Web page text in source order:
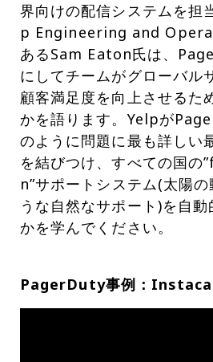
界向けの配信システムを担
p Engineering and
あるSam Eaton氏は、
にしてチームがグローバル
顧客満足度を向上させるた
かを語ります。Yelpが
のように問題に最も詳しい
を結びつけ、すべての国
n”サポートシステム(太陽
うな自然なサポート)を自
かを学んでください。
PagerDuty事例：